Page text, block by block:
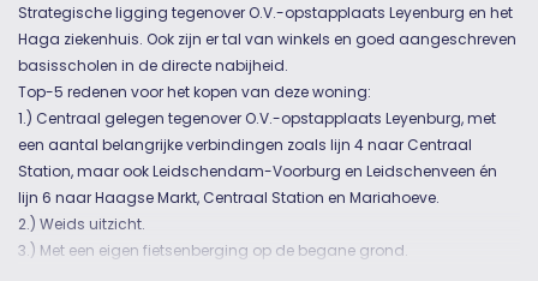
Strategische ligging tegenover O.V.-opstapplaats Leyenburg en het
Haga ziekenhuis. Ook zijn er tal van winkels en goed aangeschreven
basisscholen in de directe nabijheid.
Top-5 redenen voor het kopen van deze woning:
1.) Centraal gelegen tegenover O.V.-opstapplaats Leyenburg, met
een aantal belangrijke verbindingen zoals lijn 4 naar Centraal
Station, maar ook Leidschendam-Voorburg en Leidschenveen én
lijn 6 naar Haagse Markt, Centraal Station en Mariahoeve.
2.) Weids uitzicht.
3.) Met een eigen fietsenberging op de begane grond.